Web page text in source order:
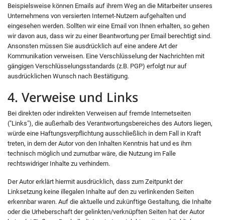
Beispielsweise können Emails auf ihrem Weg an die Mitarbeiter unseres
Unternehmens von versierten Internet-Nutzern aufgehalten und
eingesehen werden. Sollten wir eine Email von Ihnen erhalten, so gehen
wir davon aus, dass wir zu einer Beantwortung per Email berechtigt sind.
Ansonsten müssen Sie ausdrücklich auf eine andere Art der
Kommunikation verweisen. Eine Verschlüsselung der Nachrichten mit
gängigen Verschlüsselungsstandards (z.B. PGP) erfolgt nur auf
ausdrücklichen Wunsch nach Bestätigung.
4. Verweise und Links
Bei direkten oder indirekten Verweisen auf fremde Internetseiten
("Links"), die außerhalb des Verantwortungsbereiches des Autors liegen,
würde eine Haftungsverpflichtung ausschließlich in dem Fall in Kraft
treten, in dem der Autor von den Inhalten Kenntnis hat und es ihm
technisch möglich und zumutbar wäre, die Nutzung im Falle
rechtswidriger Inhalte zu verhindern.
Der Autor erklärt hiermit ausdrücklich, dass zum Zeitpunkt der
Linksetzung keine illegalen Inhalte auf den zu verlinkenden Seiten
erkennbar waren. Auf die aktuelle und zukünftige Gestaltung, die Inhalte
oder die Urheberschaft der gelinkten/verknüpften Seiten hat der Autor